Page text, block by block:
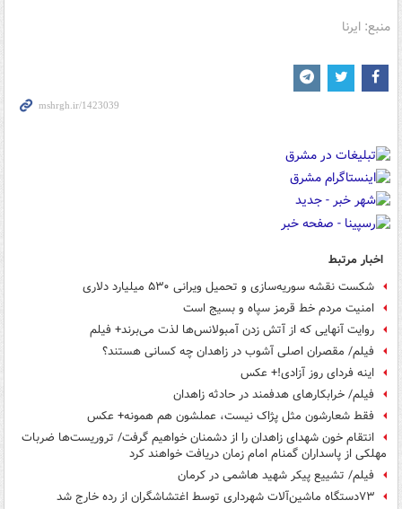
منبع: ایرنا
اخبار مرتبط
شکست نقشه سوریه‌سازی و تحمیل ویرانی ۵۳۰ میلیارد دلاری
امنیت مردم خط قرمز سپاه و بسیج است
روایت آنهایی که از آتش زدن آمبولانس‌ها لذت می‌برند+ فیلم
فیلم/ مقصران اصلی آشوب در زاهدان چه کسانی هستند؟
اینه فردای‌ روز آزادی!+ عکس
فیلم/ خرابکارهای هدفمند در حادثه زاهدان
فقط شعارشون مثل پژاک نیست، عملشون هم همونه+ عکس
انتقام خون شهدای زاهدان را از دشمنان خواهیم گرفت/ تروریست‌ها ضربات
مهلکی از پاسداران گمنام امام زمان دریافت خواهند کرد
فیلم/ تشییع پیکر شهید هاشمی در کرمان
۷۳دستگاه ماشین‌آلات شهرداری توسط اغتشاشگران از رده خارج شد